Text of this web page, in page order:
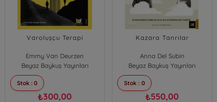
Varoluşçu Terapi
Emmy Van Deurzen
Claire Arnold Baker
Beyaz Baykuş Yayınları
Stok : 0
₺300,00
Kazara Tanrılar
Anna Del Subin
Beyaz Baykuş Yayınları
Stok : 0
₺550,00